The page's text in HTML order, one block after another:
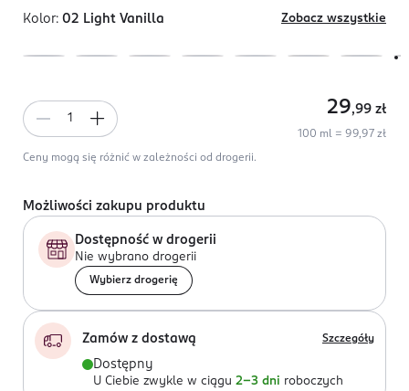
Kolor: 02 Light Vanilla Zobacz wszystkie
29,99 zł
100 ml = 99,97 zł
Ceny mogą się różnić w zależności od drogerii.
Możliwości zakupu produktu
Dostępność w drogerii
Nie wybrano drogerii
Wybierz drogerię
Zamów z dostawą Szczegóły
Dostępny
U Ciebie zwykle w ciągu 2-3 dni roboczych